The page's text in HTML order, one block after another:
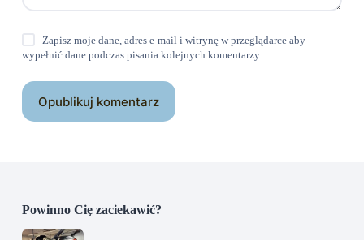
Zapisz moje dane, adres e-mail i witrynę w przeglądarce aby
wypełnić dane podczas pisania kolejnych komentarzy.
Opublikuj komentarz
Powinno Cię zaciekawić?